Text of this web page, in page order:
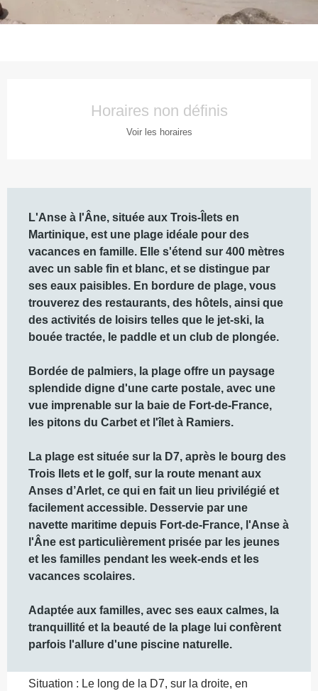
Horaires non définis
Voir les horaires
L'Anse à l'Âne, située aux Trois-Îlets en
Martinique, est une plage idéale pour des
vacances en famille. Elle s'étend sur 400 mètres
avec un sable fin et blanc, et se distingue par
ses eaux paisibles. En bordure de plage, vous
trouverez des restaurants, des hôtels, ainsi que
des activités de loisirs telles que le jet-ski, la
bouée tractée, le paddle et un club de plongée.
Bordée de palmiers, la plage offre un paysage
splendide digne d'une carte postale, avec une
vue imprenable sur la baie de Fort-de-France,
les pitons du Carbet et l'îlet à Ramiers.
La plage est située sur la D7, après le bourg des
Trois Ilets et le golf, sur la route menant aux
Anses d’Arlet, ce qui en fait un lieu privilégié et
facilement accessible. Desservie par une
navette maritime depuis Fort-de-France, l'Anse à
l'Âne est particulièrement prisée par les jeunes
et les familles pendant les week-ends et les
vacances scolaires.
Adaptée aux familles, avec ses eaux calmes, la
tranquillité et la beauté de la plage lui confèrent
parfois l'allure d'une piscine naturelle.
Situation : Le long de la D7, sur la droite, en